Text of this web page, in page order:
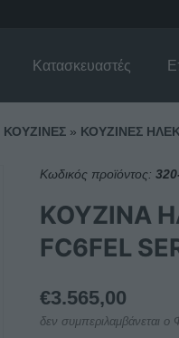
Κατασκευαστές
ΚΟΥΖΙΝΕΣ» ΚΟΥΖΙΝΕΣ
Κωδικός προϊόντος:
ΚΟΥΖΙΝΑ
FC6FEL
€3.565,00
δεν συμπεριλαμβάνεται